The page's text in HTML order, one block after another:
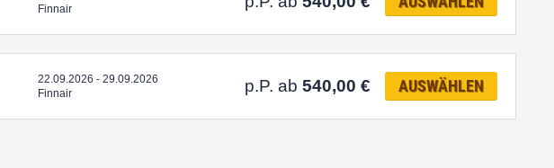
Finnair
22.09.2026 - 29.09.2026
Finnair
p.P. ab 540,00 € AUSWÄHLEN